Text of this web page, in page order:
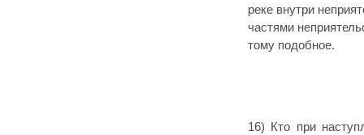
реке внутри
частями
тому подобное.
16) Кто при